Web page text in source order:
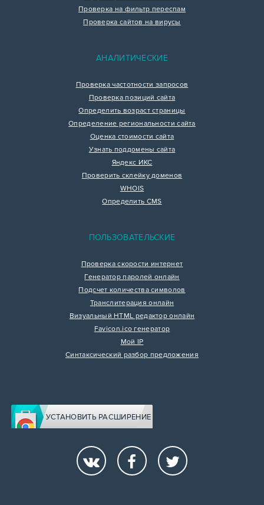
Проверка на фильтр переспам
Проверка сайтов на вирусы
АНАЛИТИЧЕСКИЕ
Проверка частотности запросов
Проверка позиций сайта
Определить возраст страницы
Определение региональности сайта
Оценка стоимости сайта
Узнать поддомены сайта
Яндекс ИКС
Проверить склейку доменов
WHOIS
Определить CMS
ПОЛЬЗОВАТЕЛЬСКИЕ
Проверка скорости интернет
Генератор паролей онлайн
Подсчет количества символов
Транслитерация онлайн
Визуальный HTML редактор онлайн
Favicon.ico генератор
Мой IP
Синтаксический разбор предложения
УСТАНОВИТЬ РАСШИРЕНИЕ